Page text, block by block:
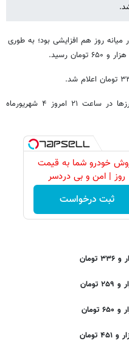
میانه روز هم افزایشی بود؛ به طوری
جدول زیر دربردارنده قیمت دلار و سایر ارزها در ساعت ۲۱ امروز ۴ شهریورماه
خودرو شما به قیمت
روز | امن و بی دردسر
ثبت درخواست
تومان